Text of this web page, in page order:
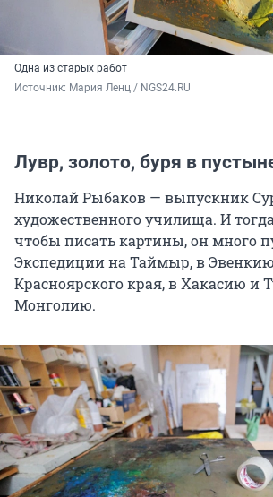
Одна из старых работ
Источник: Мария Ленц / NGS24.RU
Лувр, золото, буря в
Николай Рыбаков — выпускник
художественного училища. И
чтобы писать картины, он много
Экспедиции на Таймыр, в
Красноярского края, в Хакасию и
Монголию.